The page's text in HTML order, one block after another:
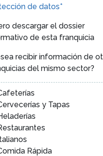
de datos*
descargar el dossier
de esta franquicia
recibir información de
del mismo sector?
y Tapas
Rápida